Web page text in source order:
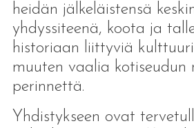
heidän jälkeläistensä
yhdyssiteenä, koota ja
historiaan liittyviä
muuten vaalia kotiseudun
perinnettä.
Yhdistykseen ovat